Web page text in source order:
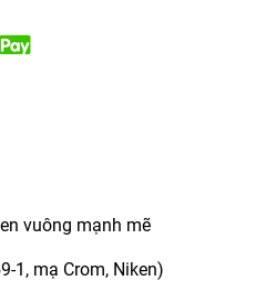
vuông mạnh mẽ
1, mạ Crom, Niken)